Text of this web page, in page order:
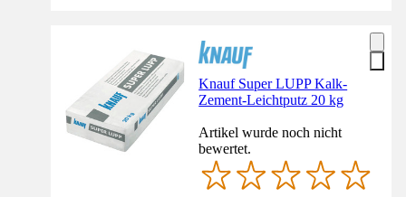
Knauf Super LUPP Kalk-
Zement-Leichtputz 20 kg
Artikel wurde noch nicht
bewertet.